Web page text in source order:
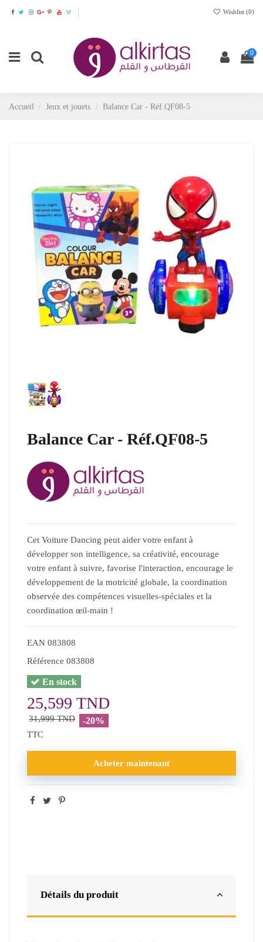
Wishlist (0)
0
Accueil Jeux et jouets Balance Car - Réf.QF08-5
Balance Car - Réf.QF08-5
Cet Voiture Dancing peut aider votre enfant à
développer son intelligence, sa créativité, encourage
votre enfant à suivre, favorise l'interaction, encourage le
développement de la motricité globale, la coordination
observée des compétences visuelles-spéciales et la
coordination œil-main !
EAN 083808
Référence 083808
En stock
25,599 TND
31,999 TND -20%
TTC
Acheter maintenant
Détails du produit